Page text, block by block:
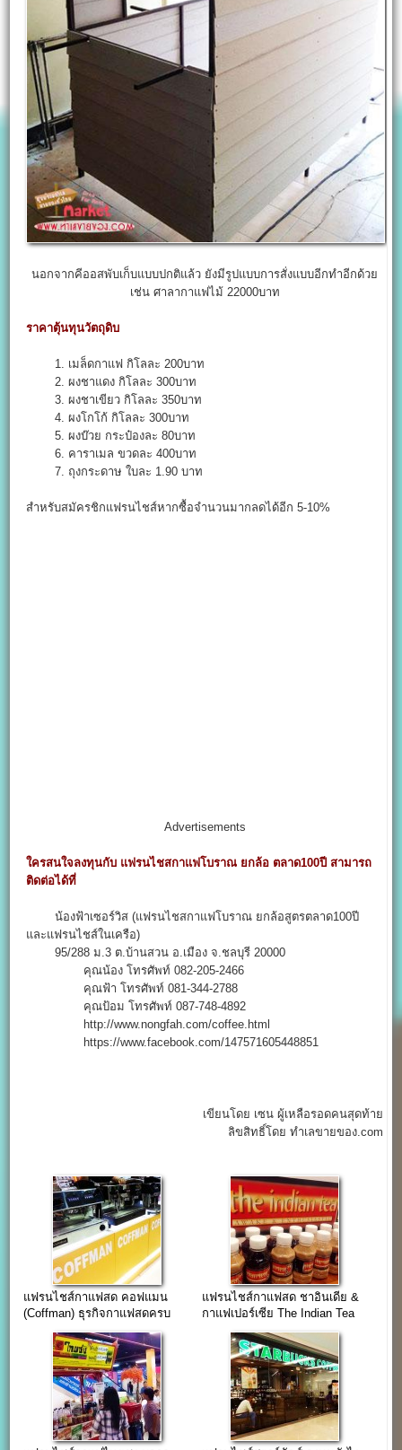
นอกจากคีออสพับเก็บแบบปกติแล้ว ยังมีรูปแบบการสั่งแบบอีกทำอีกด้วย
เช่น ศาลากาแฟไม้ 22000บาท
ราคาตุ้นทุนวัตถุดิบ
1. เมล็ดกาแฟ กิโลละ 200บาท
2. ผงชาแดง กิโลละ 300บาท
3. ผงชาเขียว กิโลละ 350บาท
4. ผงโกโก้ กิโลละ 300บาท
5. ผงบ๊วย กระป๋องละ 80บาท
6. คาราเมล ขวดละ 400บาท
7. ถุงกระดาษ ใบละ 1.90 บาท
สำหรับสมัครชิกแฟรนไชส์หากซื้อจำนวนมากลดได้อีก 5-10%
Advertisements
ใครสนใจลงทุนกับ แฟรนไชสกาแฟโบราณ ยกล้อ ตลาด100ปี สามารถ
ติดต่อได้ที่
น้องฟ้าเซอร์วิส (แฟรนไชสกาแฟโบราณ ยกล้อสูตรตลาด100ปี
และแฟรนไชส์ในเครือ)
95/288 ม.3 ต.บ้านสวน อ.เมือง จ.ชลบุรี 20000
คุณน้อง โทรศัพท์ 082-205-2466
คุณฟ้า โทรศัพท์ 081-344-2788
คุณป้อม โทรศัพท์ 087-748-4892
http://www.nongfah.com/coffee.html
https://www.facebook.com/147571605448851
เขียนโดย เซน ผู้เหลือรอดคนสุดท้าย
ลิขสิทธิ์โดย ทำเลขายของ.com
แฟรนไชส์กาแฟสด คอฟแมน
(Coffman) ธุรกิจกาแฟสดครบ
แฟรนไชส์กาแฟสด ชาอินเดีย &
กาแฟเปอร์เซีย The Indian Tea